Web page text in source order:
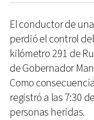
El conductor de
perdió el control
kilómetro 291 de
de Gobernador
Como
registró a las 7:30
personas heridas.